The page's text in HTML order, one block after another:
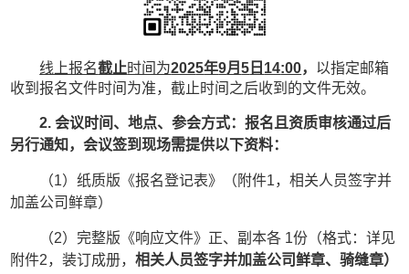
线上报名截止时间为2025年9月5 日 14:00， 以指定邮箱
收到报名文件时间为准，截止时间之后收到的文件无效。
2.会议时间、地点、参会方式：报名且资质审核通过后
另行通知 ，会议签到现场需提供以下资料：
（1）纸质版《报名登记表》（附件1，相关人员签字并
加盖公司鲜章）
（2）完整版《响应文件》正、副本各 1份（格式：详见
附件2，装订成册，相关人员签字并加盖公司鲜章、骑缝章）